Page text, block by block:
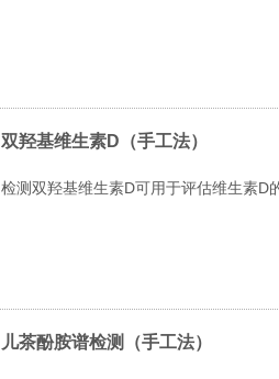
双羟基维生素D（手工法）
检测双羟基维生素D可用于评估维生素D
儿茶酚胺谱检测（手工法）